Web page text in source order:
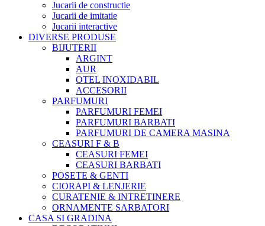
Jucarii de constructie
Jucarii de imitatie
Jucarii interactive
DIVERSE PRODUSE
BIJUTERII
ARGINT
AUR
OTEL INOXIDABIL
ACCESORII
PARFUMURI
PARFUMURI FEMEI
PARFUMURI BARBATI
PARFUMURI DE CAMERA MASINA
CEASURI F & B
CEASURI FEMEI
CEASURI BARBATI
POSETE & GENTI
CIORAPI & LENJERIE
CURATENIE & INTRETINERE
ORNAMENTE SARBATORI
CASA SI GRADINA